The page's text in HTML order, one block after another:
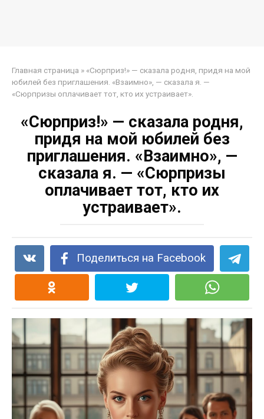
Главная страница » «Сюрприз!» — сказала родня, придя на мой
юбилей без приглашения. «Взаимно», — сказала я. —
«Сюрпризы оплачивает тот, кто их устраивает».
«Сюрприз!» — сказала родня,
придя на мой юбилей без
приглашения. «Взаимно», —
сказала я. — «Сюрпризы
оплачивает тот, кто их
устраивает».
Поделиться на Facebook